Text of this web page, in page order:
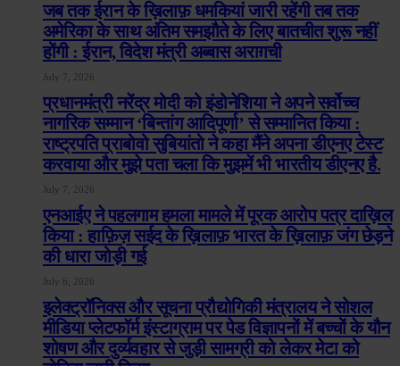
जब तक ईरान के ख़िलाफ़ धमकियां जारी रहेंगी तब तक
अमेरिका के साथ अंतिम समझौते के लिए बातचीत शुरू नहीं
होंगी : ईरान, विदेश मंत्री अब्बास अराग़ची
July 7, 2026
प्रधानमंत्री नरेंद्र मोदी को इंडोनेशिया ने अपने सर्वोच्च
नागरिक सम्मान ‘बिन्तांग आदिपूर्णा’ से सम्मानित किया :
राष्ट्रपति प्राबोवो सुबियांतो ने कहा मैंने अपना डीएनए टेस्ट
करवाया और मुझे पता चला कि मुझमें भी भारतीय डीएनए है.
July 7, 2026
एनआईए ने पहलगाम हमला मामले में पूरक आरोप पत्र दाख़िल
किया : हाफ़िज़ सईद के ख़िलाफ़ भारत के ख़िलाफ़ जंग छेड़ने
की धारा जोड़ी गई
July 6, 2026
इलेक्ट्रॉनिक्स और सूचना प्रौद्योगिकी मंत्रालय ने सोशल
मीडिया प्लेटफॉर्म इंस्टाग्राम पर पेड विज्ञापनों में बच्चों के यौन
शोषण और दुर्व्यवहार से जुड़ी सामग्री को लेकर मेटा को